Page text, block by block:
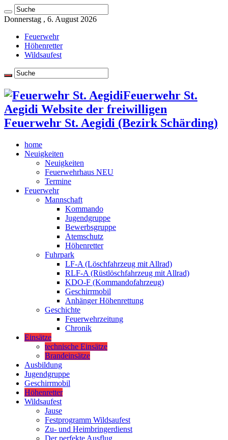
Donnerstag , 6. August 2026
Feuerwehr
Höhenretter
Wildsaufest
Feuerwehr St.
Aegidi Website der freiwilligen
Feuerwehr St. Aegidi (Bezirk Schärding)
home
Neuigkeiten
Neuigkeiten
Feuerwehrhaus NEU
Termine
Feuerwehr
Mannschaft
Kommando
Jugendgruppe
Bewerbsgruppe
Atemschutz
Höhenretter
Fuhrpark
LF-A (Löschfahrzeug mit Allrad)
RLF-A (Rüstlöschfahrzeug mit Allrad)
KDO-F (Kommandofahrzeug)
Geschirrmobil
Anhänger Höhenrettung
Geschichte
Feuerwehrzeitung
Chronik
Einsätze
technische Einsätze
Brandeinsätze
Ausbildung
Jugendgruppe
Geschirrmobil
Höhenretter
Wildsaufest
Jause
Festprogramm Wildsaufest
Zu- und Heimbringerdienst
Der perfekte Ausflug